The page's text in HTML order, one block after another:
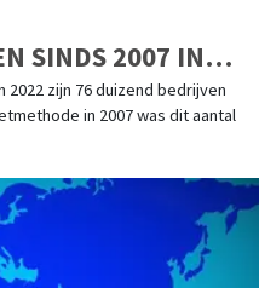
SINDS 2007 IN
2022 zijn 76 duizend bedrijven
in 2007 was dit aantal